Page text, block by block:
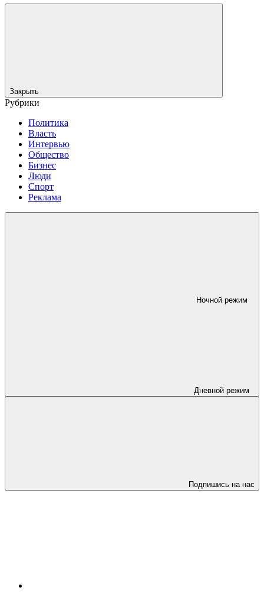
Закрыть
Рубрики
Политика
Власть
Интервью
Общество
Бизнес
Люди
Спорт
Реклама
Ночной режим
Дневной режим
Подпишись на нас